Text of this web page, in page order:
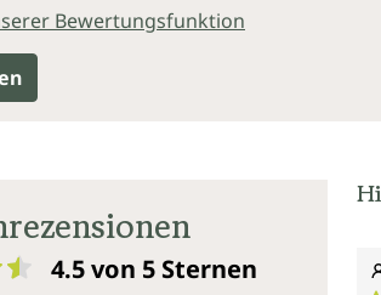
Bewertungsfunktion
4.5 von 5 Sternen